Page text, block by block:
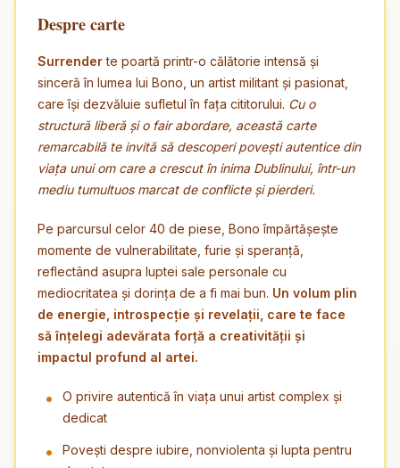
Despre carte
Surrenderte poartă printr-o călătorie intensă și
sinceră în lumea lui Bono, un artist militant și pasionat,
care își dezvăluie sufletul în fața cititorului. Cu o
structură liberă și o fair abordare, această carte
remarcabilă te invită să descoperi povești autentice din
viața unui om care a crescut în inima Dublinului, într-un
mediu tumultuos marcat de conflicte și pierderi.
Pe parcursul celor 40 de piese, Bono împărtășește
momente de vulnerabilitate, furie și speranță,
reflectând asupra luptei sale personale cu
mediocritatea și dorința de a fi mai bun. Un volum plin
de energie, introspecție și revelații, care te face
să înțelegi adevărata forță a creativității și
impactul profund al artei.
O privire autentică în viața unui artist complex și
dedicat
Povești despre iubire, nonviolenta și lupta pentru